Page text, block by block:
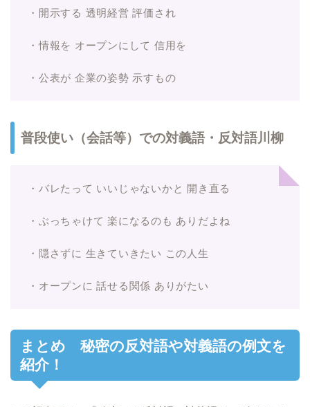
・開示する 透明経営 評価され
・情報を オープンにして 信用を
・公表が 企業の姿勢 示すもの
普段使い（会話等）での対義語・反対語川柳
・バレたって いいじゃないかと 開き直る
・ぶっちゃけて 楽になるのも ありだよね
・隠さずに 生きていきたい この人生
・オープンに 話せる関係 ありがたい
まとめ 秘密の反対語や対義語の例文を
紹介！